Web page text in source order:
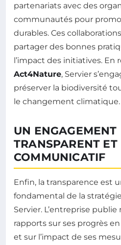
partenariats avec des
communautés pour
durables. Ces
partager des bonnes
l’impact des initiatives. En
Act4Nature, Servier
préserver la biodiversité
le changement climatique.
UN ENGAGEMENT
TRANSPARENT ET
COMMUNICATIF
Enfin, la transparence est
fondamental de la
Servier. L’entreprise
rapports sur ses progrès
et sur l’impact de ses